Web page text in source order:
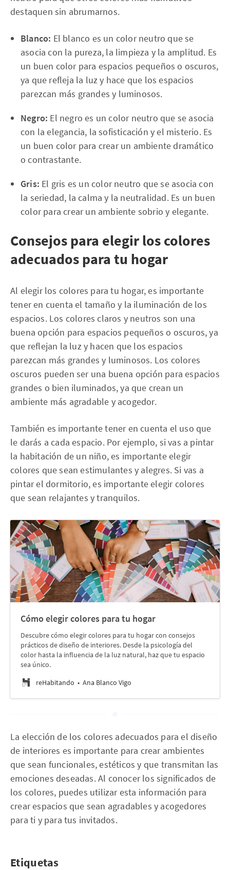
destaquen sin abrumarnos.
Blanco: El blanco es un color neutro que se
asocia con la pureza, la limpieza y la amplitud. Es
un buen color para espacios pequeños o oscuros,
ya que refleja la luz y hace que los espacios
parezcan más grandes y luminosos.
Negro: El negro es un color neutro que se asocia
con la elegancia, la sofisticación y el misterio. Es
un buen color para crear un ambiente dramático
o contrastante.
Gris: El gris es un color neutro que se asocia con
la seriedad, la calma y la neutralidad. Es un buen
color para crear un ambiente sobrio y elegante.
Consejos para elegir los colores
adecuados para tu hogar
Al elegir los colores para tu hogar, es importante
tener en cuenta el tamaño y la iluminación de los
espacios. Los colores claros y neutros son una
buena opción para espacios pequeños o oscuros, ya
que reflejan la luz y hacen que los espacios
parezcan más grandes y luminosos. Los colores
oscuros pueden ser una buena opción para espacios
grandes o bien iluminados, ya que crean un
ambiente más agradable y acogedor.
También es importante tener en cuenta el uso que
le darás a cada espacio. Por ejemplo, si vas a pintar
la habitación de un niño, es importante elegir
colores que sean estimulantes y alegres. Si vas a
pintar el dormitorio, es importante elegir colores
que sean relajantes y tranquilos.
Cómo elegir colores para tu hogar
Descubre cómo elegir colores para tu hogar con consejos
prácticos de diseño de interiores. Desde la psicología del
color hasta la influencia de la luz natural, haz que tu espacio
sea único.
reHabitando
Ana Blanco Vigo
La elección de los colores adecuados para el diseño
de interiores es importante para crear ambientes
que sean funcionales, estéticos y que transmitan las
emociones deseadas. Al conocer los significados de
los colores, puedes utilizar esta información para
crear espacios que sean agradables y acogedores
para ti y para tus invitados.
Etiquetas